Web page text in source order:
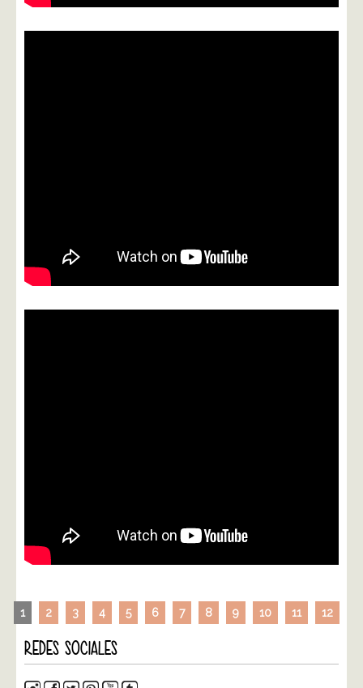
1 2 3 4 5 6 7 8 9 10 11 12
REDES SOCIALES